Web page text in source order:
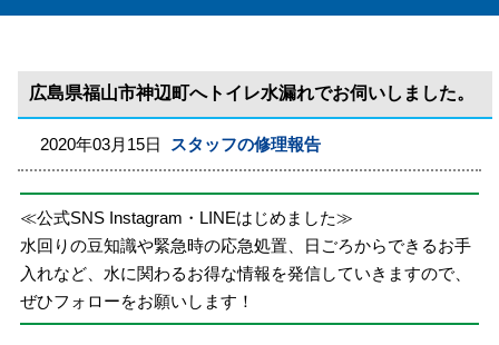
広島県福山市神辺町へトイレ水漏れでお伺いしました。
2020年03月15日 スタッフの修理報告
≪公式SNS Instagram・LINEはじめました≫
水回りの豆知識や緊急時の応急処置、日ごろからできるお手
入れなど、水に関わるお得な情報を発信していきますので、
ぜひフォローをお願いします！